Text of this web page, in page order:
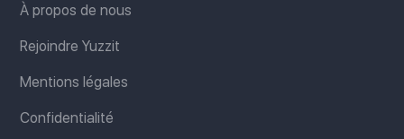
À propos de nous
Rejoindre Yuzzit
Mentions légales
Confidentialité